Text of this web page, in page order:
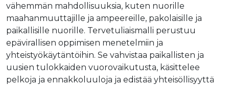
vähemmän mahdollisuuksia, kuten nuorille
maahanmuuttajille ja ampeereille, pakolaisille ja
paikallisille nuorille. Tervetuliaismalli perustuu
epävirallisen oppimisen menetelmiin ja
yhteistyökäytäntöihin. Se vahvistaa paikallisten ja
uusien tulokkaiden vuorovaikutusta, käsittelee
pelkoja ja ennakkoluuloja ja edistää yhteisöllisyyttä